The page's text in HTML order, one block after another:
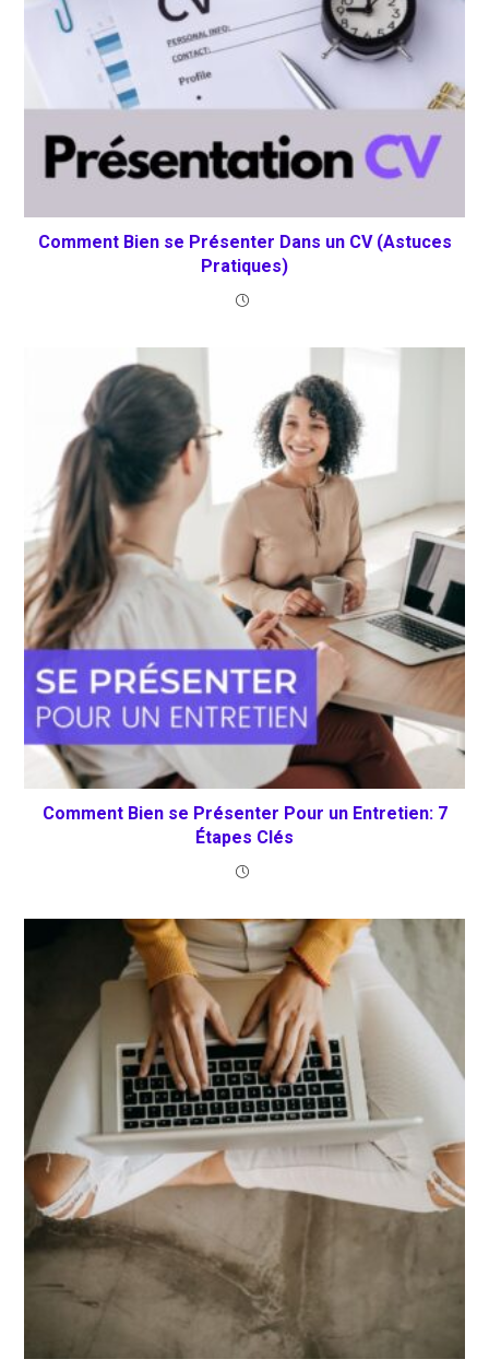
Comment Bien se Présenter Dans un CV (Astuces
Pratiques)
Comment Bien se Présenter Pour un Entretien: 7
Étapes Clés